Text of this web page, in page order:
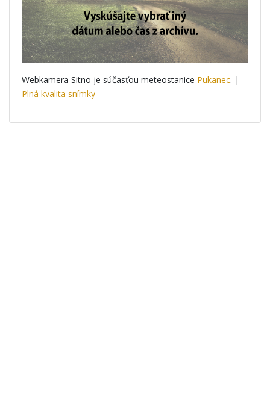
Webkamera Sitno je súčasťou meteostanice Pukanec. |
Plná kvalita snímky